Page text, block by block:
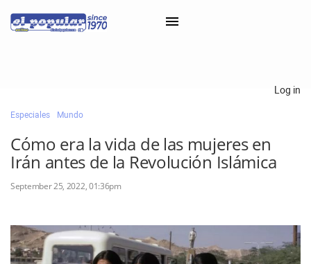
Classifieds
Categorías
×
Log in
Especiales Mundo
Cómo era la vida de las mujeres en
Irán antes de la Revolución Islámica
September 25, 2022, 01:36pm